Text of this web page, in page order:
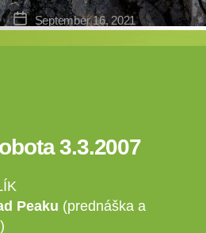
Post September 16, 2021
3.3.2007
Peaku (prednáška a